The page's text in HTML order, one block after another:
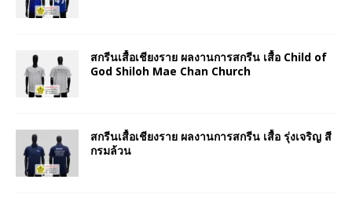
สกรีนเสื้อเชียงราย ผลงานการสกรีน เสื้อ Child of
God Shiloh Mae Chan Church
สกรีนเสื้อเชียงราย ผลงานการสกรีน เสื้อ รุ่งเจริญ สี
กรมล้วน